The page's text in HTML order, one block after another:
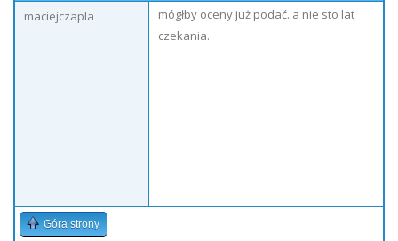
maciejczapla
mógłby oceny już podać..a nie sto lat
czekania.
Góra strony